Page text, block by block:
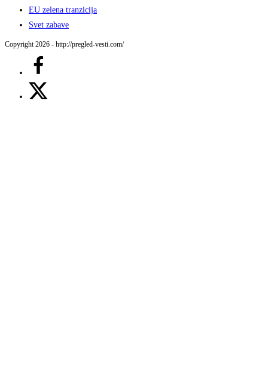
EU zelena tranzicija
Svet zabave
Copyright 2026 - http://pregled-vesti.com/